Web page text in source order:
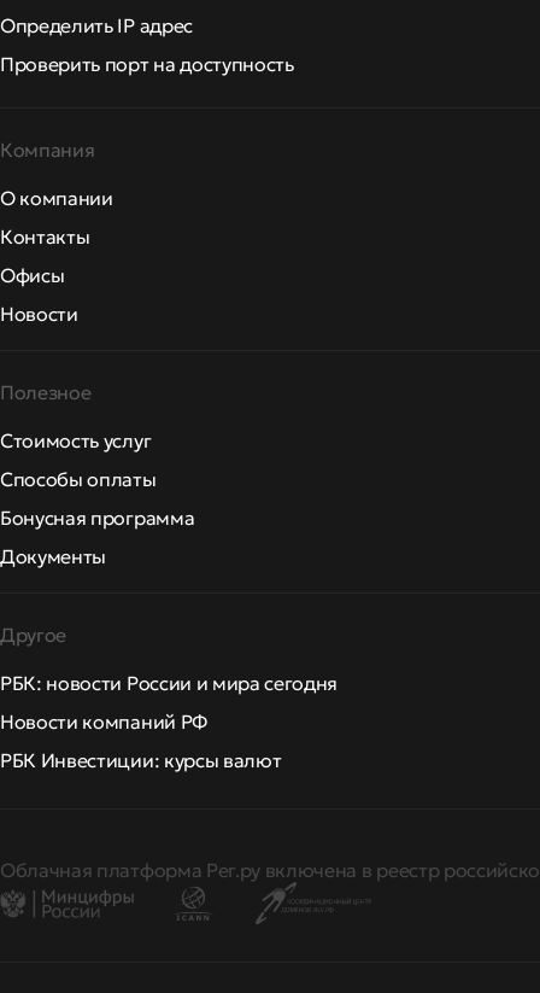
Определить IP адрес
Проверить порт на доступность
Компания
О компании
Контакты
Офисы
Новости
Полезное
Стоимость услуг
Способы оплаты
Бонусная программа
Документы
Другое
РБК: новости России и мира сегодня
Новости компаний РФ
РБК Инвестиции: курсы валют
Облачная платформа Рег.ру включена в реестр